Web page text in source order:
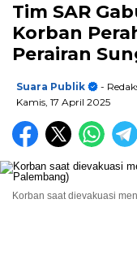
Tim SAR
Korban
Perairan
Suara Publik
-
Kamis, 17 April 2025
Korban saat dievakuasi